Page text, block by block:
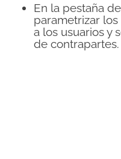
En la pestaña
parametrizar
a los usuarios y
de contrapartes.